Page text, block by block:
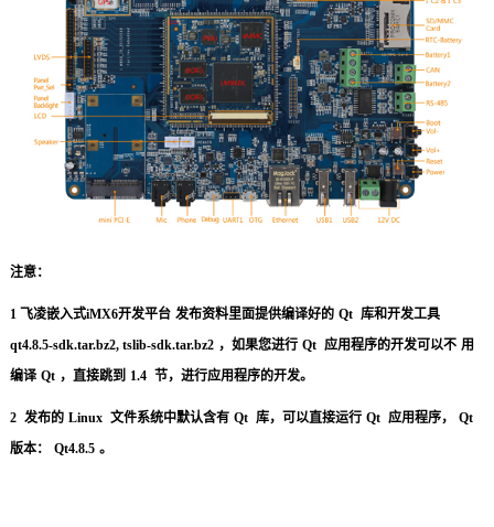
注意：
1 飞凌嵌入式iMX6开发平台 发布资料里面提供编译好的 Qt 库和开发工具
qt4.8.5-sdk.tar.bz2, tslib-sdk.tar.bz2 ，如果您进行 Qt 应用程序的开发可以不 用
编译 Qt ，直接跳到 1.4 节，进行应用程序的开发。
2 发布的 Linux 文件系统中默认含有 Qt 库，可以直接运行 Qt 应用程序，
Qt
版本：
Qt4.8.5 。